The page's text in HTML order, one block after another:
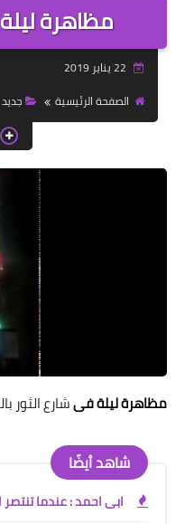
مظاهرة
الصفحة الرئيسية
جديد
مظاهرةليلة فىشارع الثور
شاهد أيضًا
ابى احمد : عندما